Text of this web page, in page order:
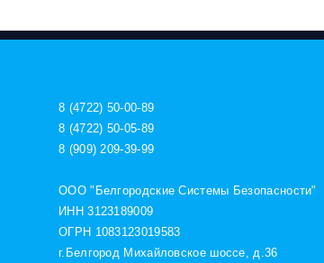
8 (4722) 50-00-89
8 (4722) 50-05-89
8 (909) 209-39-99
ООО "Белгородские Системы Безопасности"
ИНН 3123189009
ОГРН 1083123019583
г.Белгород Михайловское шоссе, д.36